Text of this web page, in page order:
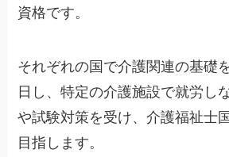
資格です。
それぞれの国で介護関連の基礎
日し、特定の介護施設で就労し
や試験対策を受け、介護福祉士
目指します。